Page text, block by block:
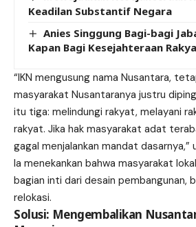
Keadilan Substantif Negara
Anies Singgung Bagi-bagi
Kapan Bagi Kesejahteraan
“IKN mengusung nama Nusantara,
masyarakat Nusantaranya justru
itu tiga: melindungi rakyat, melayani
rakyat. Jika hak masyarakat adat
gagal menjalankan mandat dasarnya,”
Ia menekankan bahwa masyarakat
bagian inti dari desain pembangunan,
relokasi.
Solusi: Mengembalikan